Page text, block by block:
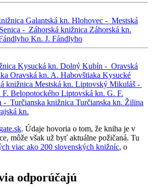
Galantská kn. Hlohovec - Mestská
Senica - Záhorská knižnica Záhorská kn.
Kn. J. Fándlyho
Kysucká kn. Dolný Kubín - Oravská
Oravská kn. A. Habovštiaka Kysucké
knižnica Mestská kn. Liptovský Mikuláš -
Belopotockého Liptovská kn. G. F.
- Turčianska knižnica Turčianska kn. Žilina
kn.
. Údaje hovoria o tom, že kniha je v
môže však už byť aktuálne požičaná. Tu
viac ako 200 slovenských knižníc, o
odporúčajú